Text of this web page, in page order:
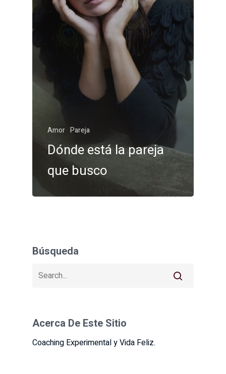
Amor Pareja
Dónde está la pareja
que busco
Búsqueda
Acerca De Este Sitio
Coaching Experimental y Vida Feliz.